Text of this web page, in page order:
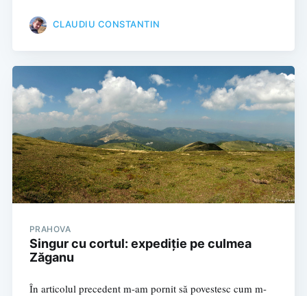
CLAUDIU CONSTANTIN
PRAHOVA
Singur cu cortul: expediție pe culmea
Zăganu
În articolul precedent m-am pornit să povestesc cum m-